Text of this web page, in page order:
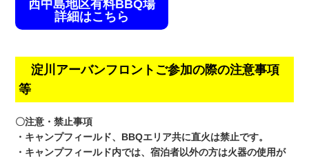
西中島地区有料BBQ場
詳細はこちら
淀川アーバンフロントご参加の際の注意事項
等
〇注意・禁止事項
・キャンプフィールド、BBQエリア共に直火は禁止です。
・キャンプフィールド内では、宿泊者以外の方は火器の使用が